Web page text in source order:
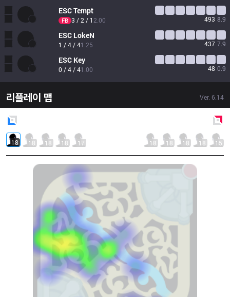
ESCTempt
FB 3 / 2 / 1 2.00 493 8.9
ESC LokeN
1 / 4 / 41.25 437 7.9
ESC Key
0 / 4 / 41.00 48 0.9
리플레이 맵 Ver. 6.14
18 18 18 18 17 18 18 18 18 15